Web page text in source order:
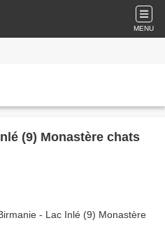
MENU
(9) Monastère chats